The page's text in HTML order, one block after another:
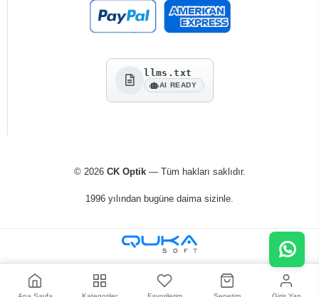
llms.txt
AI READY
© 2026 CK Optik— Tüm hakları saklıdır.
1996 yılından bugüne daima sizinle.